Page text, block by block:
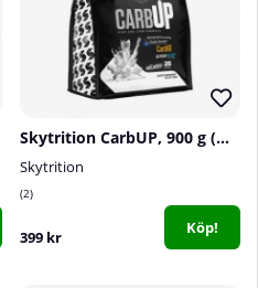
Skytrition CarbUP, 900 g (Unflavoured)
Skytrition
2
399 kr Köp!